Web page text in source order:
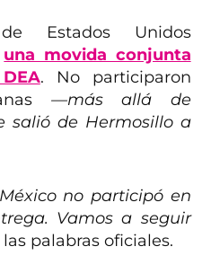
Estados Unidos
una movida conjunta
. No participaron
—más allá de
salió de Hermosillo a
no participó en
Vamos a seguir
palabras oficiales.